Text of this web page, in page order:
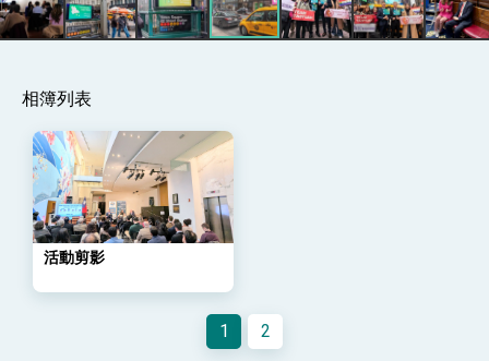
外交部長林佳龍接見美國智庫「德國馬歇爾基金
會」訪問團一行，深化跨大西洋戰略夥伴關係
外交部與數位發展部攜手合作，整合台灣雄厚數
位實力，達成固邦榮邦目標
外交部長林佳龍主持第35次「參與亞太經濟合作
策略小組」跨部會會議
民調顯示多數國人滿意政府外交表現，高度支持
「總合外交」與台歐美日關係深化
年談話
總統主持「守護民主台灣國安行動方案」記者
會 強調以實力守護台海和平 以決心掌握國家
相簿列表
活動剪影
1 2